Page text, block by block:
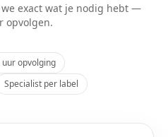
exact wat je nodig hebt —
opvolgen.
uur opvolging
Specialist per label